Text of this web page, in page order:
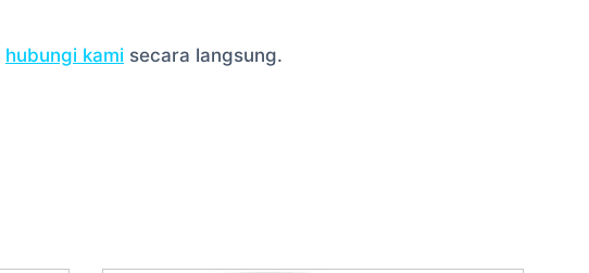
hubungi kami secara langsung.